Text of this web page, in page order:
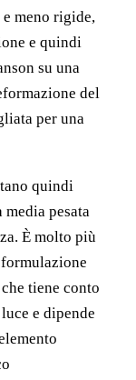
e meno rigide,
e quindi
su una
del
per una
quindi
pesata
È molto più
tiene conto
e dipende